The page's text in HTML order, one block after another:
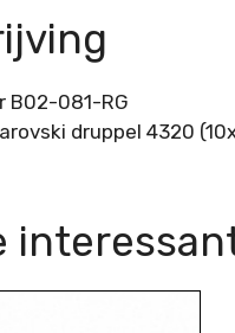
B02-081-RG
druppel 4320